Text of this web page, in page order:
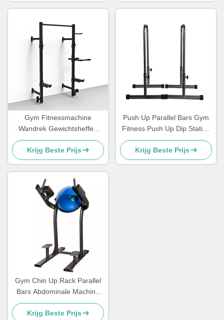
Gym Fitnessmachine
Wandrek Gewichtsheffen
Power Racks Wand
gemonteerd
Krijg Beste Prijs
Push Up Parallel Bars Gym
Fitness Push Up Dip Station
Bar
Krijg Beste Prijs
Gym Chin Up Rack Parallel
Bars Abdominale Machine
Verticale Knie Lift Leg Lift
Krijg Beste Prijs